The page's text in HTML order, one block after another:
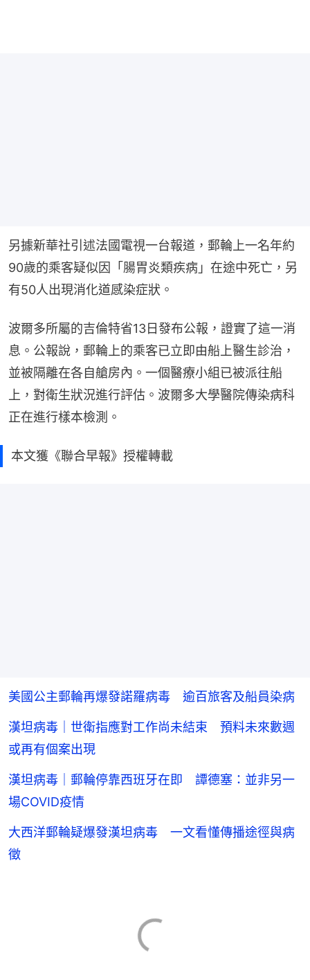
另據新華社引述法國電視一台報道，郵輪上一名年約
90歲的乘客疑似因「腸胃炎類疾病」在途中死亡，另
有50人出現消化道感染症狀。
波爾多所屬的吉倫特省13日發布公報，證實了這一消
息。公報說，郵輪上的乘客已立即由船上醫生診治，
並被隔離在各自艙房內。一個醫療小組已被派往船
上，對衛生狀況進行評估。波爾多大學醫院傳染病科
正在進行樣本檢測。
本文獲《聯合早報》授權轉載
美國公主郵輪再爆發諾羅病毒 逾百旅客及船員染病
漢坦病毒｜世衛指應對工作尚未結束 預料未來數週
或再有個案出現
漢坦病毒｜郵輪停靠西班牙在即 譚德塞：並非另一
場COVID疫情
大西洋郵輪疑爆發漢坦病毒 一文看懂傳播途徑與病
徵